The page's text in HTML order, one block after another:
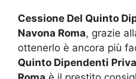
Cessione Del Quinto
Navona Roma, grazie
ottenerlo è ancora più
Quinto Dipendenti